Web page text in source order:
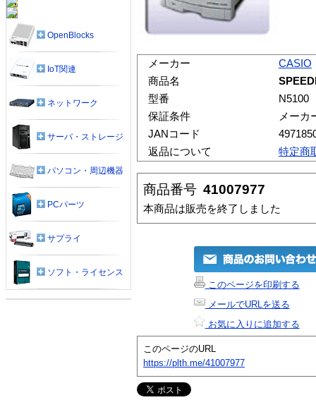
メーカー
CASIO
商品名
型番
N5100
保証条件
メーカ
JANコード
返品について
特定商
商品番号 41007977
本商品は販売を終了しました
このページを印刷する
メールでURLを送る
お気に入りに追加する
このページのURL
https://plth.me/41007977
OpenBlocks
IoT関連
ネットワーク
サーバ・ストレージ
パソコン・周辺機器
PCパーツ
サプライ
ソフト・ライセンス